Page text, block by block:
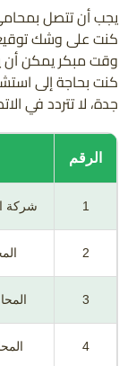
يجب أن تتصل
كنت على وشك
وقت مبكر يمكن أن
كنت بحاجة إلى
جدة، لا تتردد في
الرقم
1 شركة
2
3
4